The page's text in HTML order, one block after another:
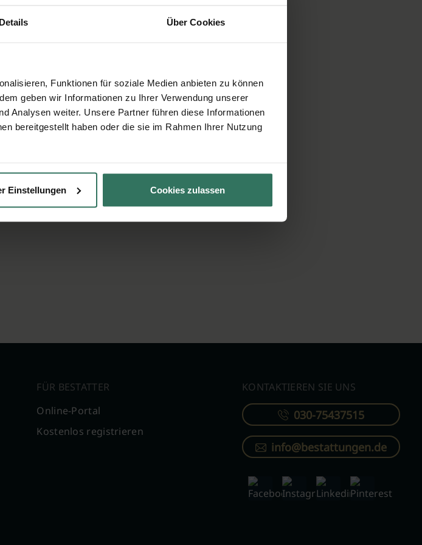
Details Über Cookies
Funktionen für soziale Medien anbieten zu können
geben wir Informationen zu Ihrer Verwendung unserer
Analysen weiter. Unsere Partner führen diese Informationen
bereitgestellt haben oder die sie im Rahmen Ihrer Nutzung
Einstellungen Cookies zulassen
FÜR BESTATTER
Online-Portal
Kostenlos registrieren
KONTAKTIEREN SIE UNS
030-75437515
info@bestattungen.de